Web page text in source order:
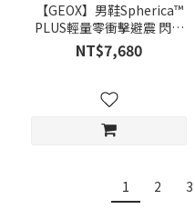
【GEOX】男鞋Spherica™
PLUS輕量零衝擊避震 閃穿
運動休閒鞋｜米色
NT$7,680
1 2 3